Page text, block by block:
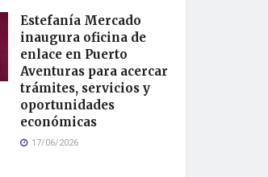
Estefanía Mercado
inaugura oficina de
enlace en Puerto
Aventuras para acercar
trámites, servicios y
oportunidades
económicas
17/06/2026